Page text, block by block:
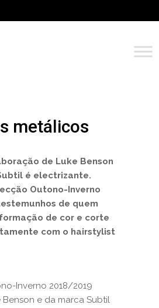
metálicos
de Luke Benson
é electrizante.
Outono-Inverno
de quem
de cor e corte
com o hairstylist
Inverno 2018/2019
Benson e da marca Subtil